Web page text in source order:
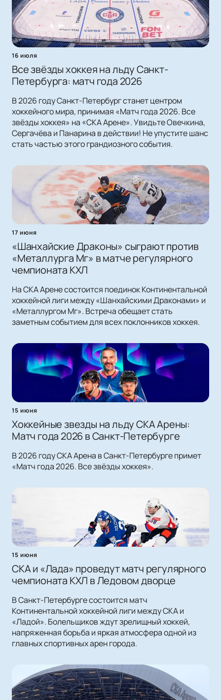
16 июля
Все звёзды хоккея на льду Санкт-
Петербурга: матч года 2026
В 2026 году Санкт-Петербург станет центром
хоккейного мира, принимая «Матч года 2026. Все
звёзды хоккея» на «СКА Арене». Увидьте Овечкина,
Сергачёва и Панарина в действии! Не упустите шанс
стать частью этого грандиозного события.
17 июня
«Шанхайские Драконы» сыграют против
«Металлурга Мг» в матче регулярного
чемпионата КХЛ
На СКА Арене состоится поединок Континентальной
хоккейной лиги между «Шанхайскими Драконами» и
«Металлургом Мг». Встреча обещает стать
заметным событием для всех поклонников хоккея.
15 июня
Хоккейные звезды на льду СКА Арены:
Матч года 2026 в Санкт-Петербурге
В 2026 году СКА Арена в Санкт-Петербурге примет
«Матч года 2026. Все звёзды хоккея».
15 июня
СКА и «Лада» проведут матч регулярного
чемпионата КХЛ в Ледовом дворце
В Санкт-Петербурге состоится матч
Континентальной хоккейной лиги между СКА и
«Ладой». Болельщиков ждут зрелищный хоккей,
напряженная борьба и яркая атмосфера одной из
главных спортивных арен города.